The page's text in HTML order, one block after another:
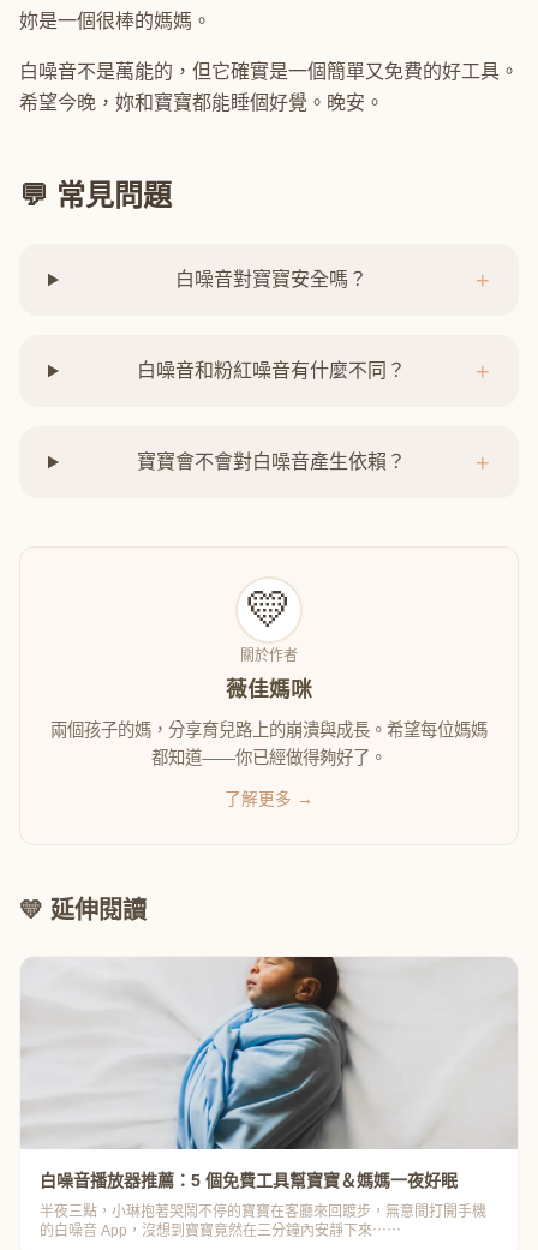
妳是一個很棒的媽媽。
白噪音不是萬能的，但它確實是一個簡單又免費的好工具。
希望今晚，妳和寶寶都能睡個好覺。晚安。
💬 常見問題
白噪音對寶寶安全嗎？ +
白噪音和粉紅噪音有什麼不同？ +
寶寶會不會對白噪音產生依賴？ +
💛
關於作者
薇佳媽咪
兩個孩子的媽，分享育兒路上的崩潰與成長。希望每位媽媽
都知道——你已經做得夠好了。
了解更多 →
💛 延伸閱讀
白噪音播放器推薦：5 個免費工具幫寶寶＆媽媽一夜好眠
半夜三點，小琳抱著哭鬧不停的寶寶在客廳來回踱步，無意間打開手機
的白噪音 App，沒想到寶寶竟然在三分鐘內安靜下來⋯⋯